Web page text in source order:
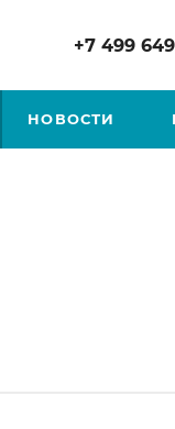
+7 499
НОВОСТИ